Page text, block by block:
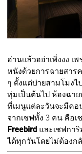
อ่านแล้วอย่าเพิ่งงง เ
หนังด้วยการฉายสาร
ๆ ตั้งแต่บ่ายสามโมง
ทุ่มเป็นต้นไป ห้องฉา
ที่เมนูแต่ละวันจะมีคอ
จากเชฟทั้ง 3 คน คือเ
Freebird และเชฟกา
ได้ทุกวันโดยไม่ต้องกลั